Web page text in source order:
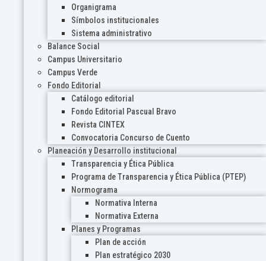
Organigrama
Símbolos institucionales
Sistema administrativo
Balance Social
Campus Universitario
Campus Verde
Fondo Editorial
Catálogo editorial
Fondo Editorial Pascual Bravo
Revista CINTEX
Convocatoria Concurso de Cuento
Planeación y Desarrollo institucional
Transparencia y Ética Pública
Programa de Transparencia y Ética Pública (PTEP)
Normograma
Normativa Interna
Normativa Externa
Planes y Programas
Plan de acción
Plan estratégico 2030